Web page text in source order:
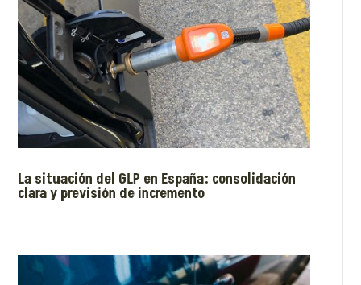
La situación del GLP en España: consolidación
clara y previsión de incremento